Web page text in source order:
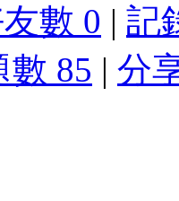
數 0 | 記
數 85 | 分